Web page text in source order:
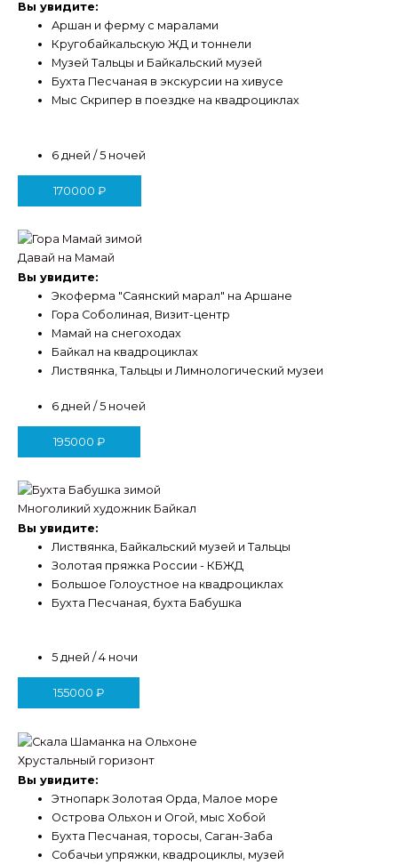
Вы увидите:
Аршан и ферму с маралами
Кругобайкальскую ЖД и тоннели
Музей Тальцы и Байкальский музей
Бухта Песчаная в экскурсии на хивусе
Мыс Скрипер в поездке на квадроциклах
6 дней / 5 ночей
170000 ₽
Давай на Мамай
Вы увидите:
Экоферма "Саянский марал" на Аршане
Гора Соболиная, Визит-центр
Мамай на снегоходах
Байкал на квадроциклах
Листвянка, Тальцы и Лимнологический музеи
6 дней / 5 ночей
195000 ₽
Многоликий художник Байкал
Вы увидите:
Листвянка, Байкальский музей и Тальцы
Золотая пряжка России - КБЖД
Большое Голоустное на квадроциклах
Бухта Песчаная, бухта Бабушка
5 дней / 4 ночи
155000 ₽
Хрустальный горизонт
Вы увидите:
Этнопарк Золотая Орда, Малое море
Острова Ольхон и Огой, мыс Хобой
Бухта Песчаная, торосы, Саган-Заба
Собачьи упряжки, квадроциклы, музей